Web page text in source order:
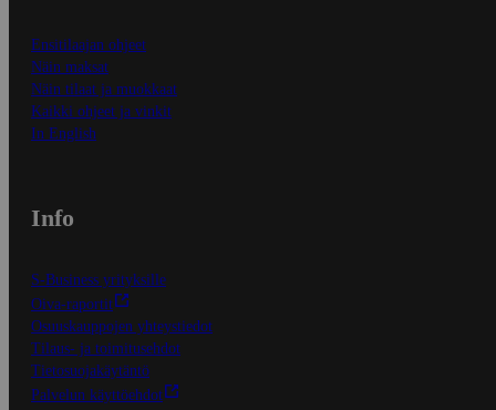
Ensitilaajan ohjeet
Näin maksat
Näin tilaat ja muokkaat
Kaikki ohjeet ja vinkit
In English
Info
S-Business yrityksille
Oiva-raportit
Osuuskauppojen yhteystiedot
Tilaus- ja toimitusehdot
Tietosuojakäytäntö
Palvelun käyttöehdot